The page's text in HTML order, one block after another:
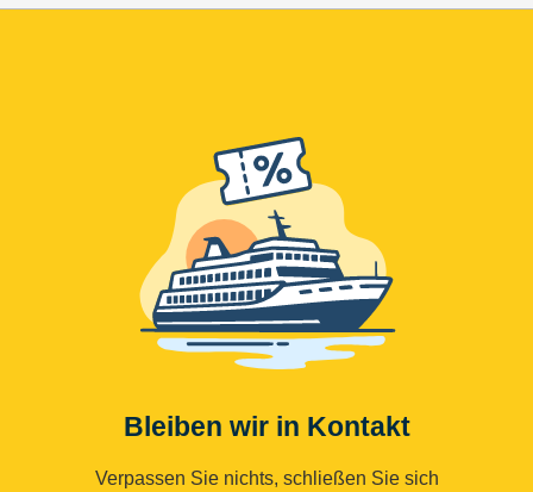
Bleiben wir in Kontakt
Verpassen Sie nichts, schließen Sie sich